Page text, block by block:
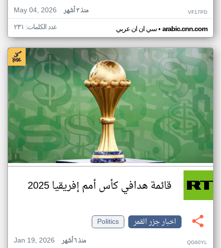
May 04, 2026
منذ ٣ أشهر VF17PD
سي ان ان عربي• arabic.cnn.com عدد الكلمات: ٢٣١
قائمة هدافي كأس أمم إفريقيا 2025
اخبار جزر القمر
Politics
Jan 19, 2026
منذ ٦ أشهر QG60YL